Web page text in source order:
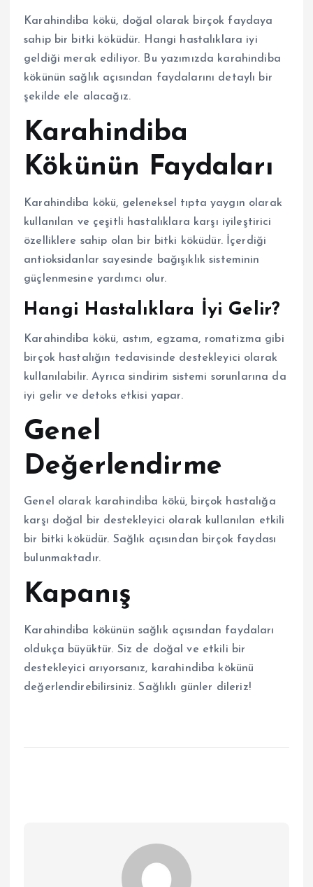
Karahindiba kökü, doğal olarak birçok faydaya
sahip bir bitki köküdür. Hangi hastalıklara iyi
geldiği merak ediliyor. Bu yazımızda karahindiba
kökünün sağlık açısından faydalarını detaylı bir
şekilde ele alacağız.
Karahindiba
Kökünün Faydaları
Karahindiba kökü, geleneksel tıpta yaygın olarak
kullanılan ve çeşitli hastalıklara karşı iyileştirici
özelliklere sahip olan bir bitki köküdür. İçerdiği
antioksidanlar sayesinde bağışıklık sisteminin
güçlenmesine yardımcı olur.
Hangi Hastalıklara İyi Gelir?
Karahindiba kökü, astım, egzama, romatizma gibi
birçok hastalığın tedavisinde destekleyici olarak
kullanılabilir. Ayrıca sindirim sistemi sorunlarına da
iyi gelir ve detoks etkisi yapar.
Genel
Değerlendirme
Genel olarak karahindiba kökü, birçok hastalığa
karşı doğal bir destekleyici olarak kullanılan etkili
bir bitki köküdür. Sağlık açısından birçok faydası
bulunmaktadır.
Kapanış
Karahindiba kökünün sağlık açısından faydaları
oldukça büyüktür. Siz de doğal ve etkili bir
destekleyici arıyorsanız, karahindiba kökünü
değerlendirebilirsiniz. Sağlıklı günler dileriz!